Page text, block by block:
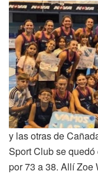
y las otras de
Sport Club se
por 73 a 38. Allí Zoe